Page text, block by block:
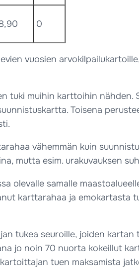
0
vuosien
tuki muihin karttoihin
Toisena
vähemmän kuin
mutta esim. urakuvauksen
olevalle samalle
karttarahaa ja
tukea seuroille, joiden
jo noin 70 nuorta kokeillut
tuen maksamista